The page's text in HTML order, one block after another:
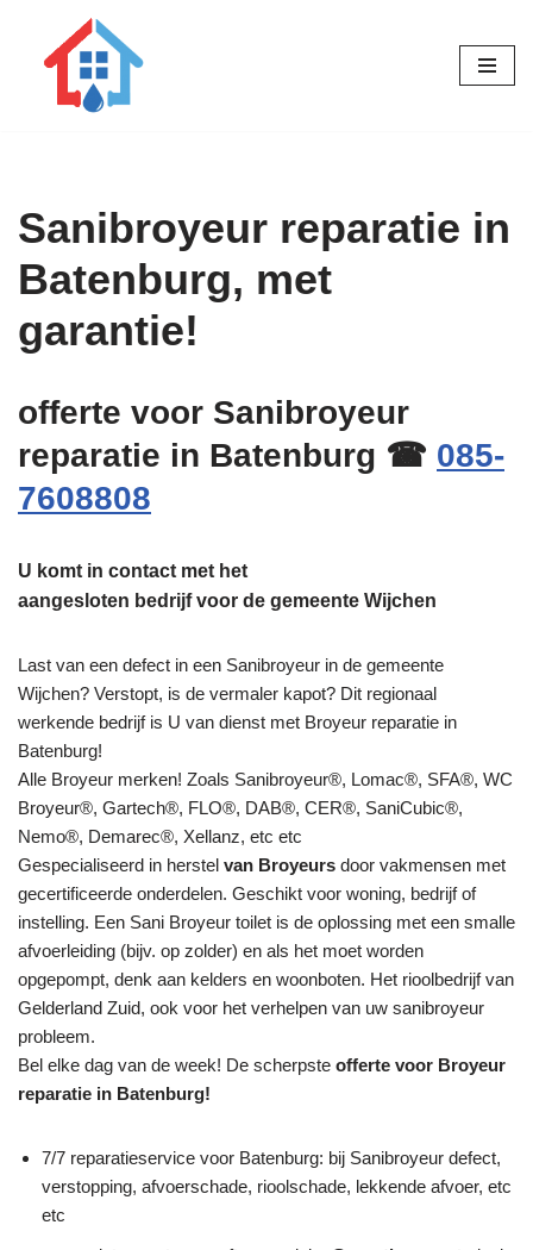
Sanibroyeur reparatie in
Batenburg, met
garantie!
offerte voor Sanibroyeur
reparatie in Batenburg ☎ 085-
7608808
U komt in contact met het
aangesloten bedrijf voor de gemeente Wijchen
Last van een defect in een Sanibroyeur in de gemeente
Wijchen? Verstopt, is de vermaler kapot? Dit regionaal
werkende bedrijf is U van dienst met Broyeur reparatie in
Batenburg!
Alle Broyeur merken! Zoals Sanibroyeur®, Lomac®, SFA®, WC
Broyeur®, Gartech®, FLO®, DAB®, CER®, SaniCubic®,
Nemo®, Demarec®, Xellanz, etc etc
Gespecialiseerd in herstel van Broyeurs door vakmensen met
gecertificeerde onderdelen. Geschikt voor woning, bedrijf of
instelling. Een Sani Broyeur toilet is de oplossing met een smalle
afvoerleiding (bijv. op zolder) en als het moet worden
opgepompt, denk aan kelders en woonboten. Het rioolbedrijf van
Gelderland Zuid, ook voor het verhelpen van uw sanibroyeur
probleem.
Bel elke dag van de week! De scherpste offerte voor Broyeur
reparatie in Batenburg!
7/7 reparatieservice voor Batenburg: bij Sanibroyeur defect,
verstopping, afvoerschade, rioolschade, lekkende afvoer, etc
etc